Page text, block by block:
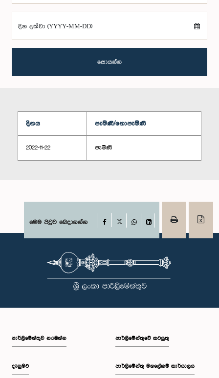
දින දක්වා (YYYY-MM-DD)
සොයන්න
දිනය පැමිණි/නොපැමිණි
2022-11-22 පැමිණි
මෙම පිටුව බෙදාගන්න Facebook
WhatsAppLinkedIn
පාර්ලි‌මේන්තුව නරඹන්න
දැනුමට
පාර්ලිමේන්තුවේ කටයුතු
පාර්ලිමේන්තු මහලේකම් කාර්යාලය